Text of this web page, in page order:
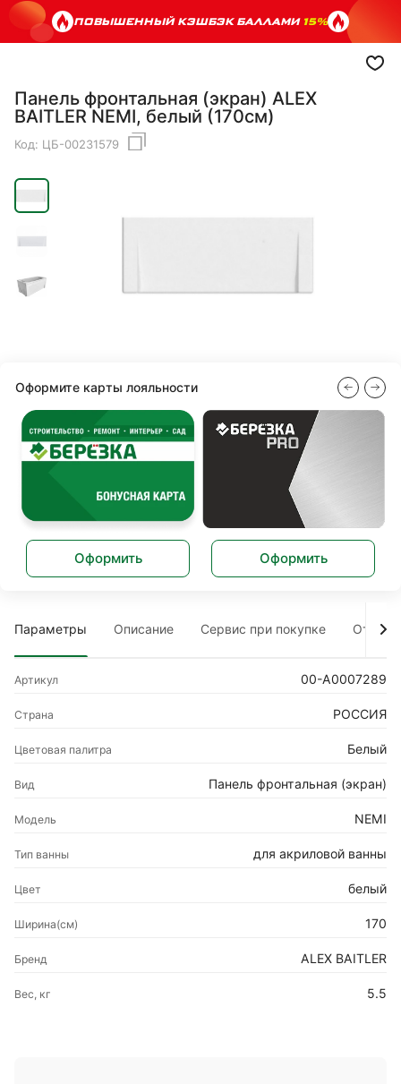
ПОВЫШЕННЫЙ КЭШБЭК БАЛЛАМИ15%
Панель фронтальная (экран) ALEX
BAITLER NEMI, белый (170см)
Код: ЦБ-00231579
Оформите карты лояльности
Оформить Оформить
Параметры Описание Сервис при покупке Отзывы
Артикул 00-A0007289
Страна РОССИЯ
Цветовая палитра Белый
Вид Панель фронтальная (экран)
Модель NEMI
Тип ванны для акриловой ванны
Цвет белый
Ширина(см) 170
Бренд ALEX BAITLER
Вес, кг 5.5